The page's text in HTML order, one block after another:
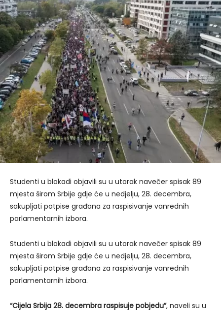
Studenti u blokadi objavili su u utorak navečer spisak 89
mjesta širom Srbije gdje će u nedjelju, 28. decembra,
sakupljati potpise građana za raspisivanje vanrednih
parlamentarnih izbora.
Studenti u blokadi objavili su u utorak navečer spisak 89
mjesta širom Srbije gdje će u nedjelju, 28. decembra,
sakupljati potpise građana za raspisivanje vanrednih
parlamentarnih izbora.
“Cijela Srbija 28. decembra raspisuje pobjedu”, naveli su u